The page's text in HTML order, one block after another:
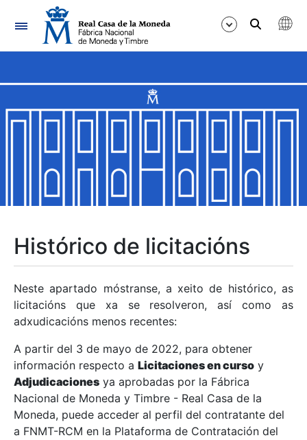
Navegación
Mostrar/Ocultar
Mostrar/Ocultar
Mostrar/Ocultar
Mostrar/Ocultar
Mostrar/Ocultar
Mostrar/Ocultar
Histórico de licitacións
Neste apartado móstranse, a xeito de histórico, as
licitacións que xa se resolveron, así como as
adxudicacións menos recentes:
A partir del 3 de mayo de 2022, para obtener
información respecto a Licitaciones en curso y
Adjudicaciones ya aprobadas por la Fábrica
Nacional de Moneda y Timbre - Real Casa de la
Moneda, puede acceder al perfil del contratante del
a FNMT-RCM en la Plataforma de Contratación del